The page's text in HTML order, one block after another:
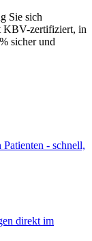
Sie sich
KBV-zertifiziert, in
sicher und
- schnell,
direkt im